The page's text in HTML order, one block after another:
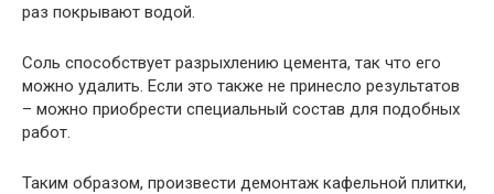
раз покрывают водой.
Соль способствует разрыхлению цемента, так что его
можно удалить. Если это также не принесло результатов
– можно приобрести специальный состав для подобных
работ.
Таким образом, произвести демонтаж кафельной плитки,